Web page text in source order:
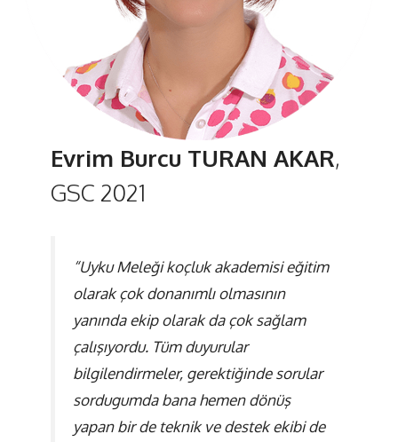
Evrim Burcu TURAN AKAR,
GSC 2021
“Uyku Meleği koçluk akademisi eğitim
olarak çok donanımlı olmasının
yanında ekip olarak da çok sağlam
çalışıyordu. Tüm duyurular
bilgilendirmeler, gerektiğinde sorular
sordugumda bana hemen dönüş
yapan bir de teknik ve destek ekibi de